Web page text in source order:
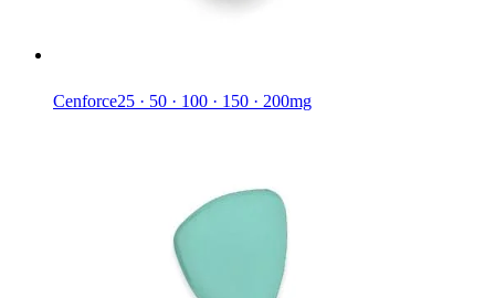
Cenforce25 · 50 · 100 · 150 · 200mg